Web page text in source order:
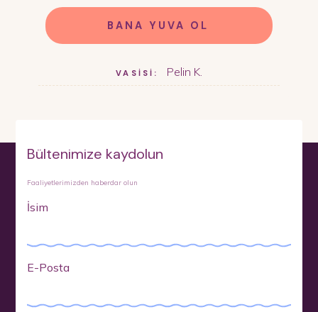
BANA YUVA OL
VASİSİ: Pelin K.
Bültenimize kaydolun
Faaliyetlerimizden haberdar olun
İsim
E-Posta